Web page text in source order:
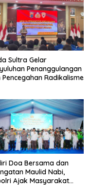
Sultra Gelar
Penanggulangan
Pencegahan Radikalisme
Doa Bersama dan
Maulid Nabi,
Ajak Masyarakat